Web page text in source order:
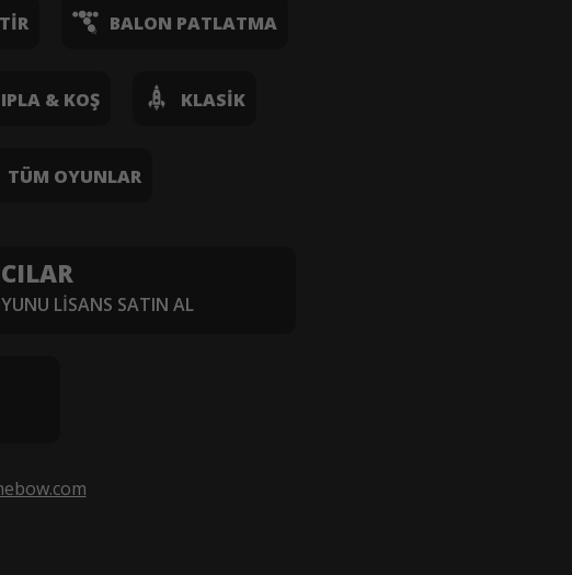
BALON PATLATMA
& KOŞ KLASIK
TÜM OYUNLAR
LISANS SATIN AL